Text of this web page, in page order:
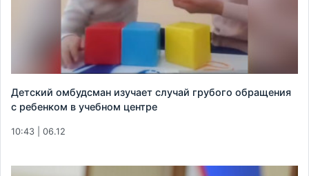
Детский омбудсман изучает случай грубого обращения
с ребенком в учебном центре
10:43 | 06.12